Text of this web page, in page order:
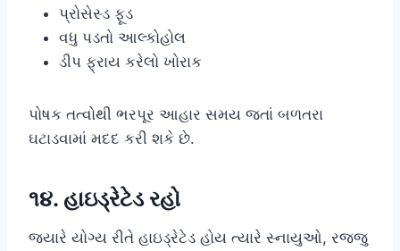
પ્રોસેસ્ડ ફૂડ
વધુ પડતો આલ્કોહોલ
ડીપ ફ્રાય કરેલો ખોરાક
પોષક તત્વોથી ભરપૂર આહાર સમય જતાં બળતરા
ઘટાડવામાં મદદ કરી શકે છે.
૧૪. હાઇડ્રેટેડ રહો
જ્યારે યોગ્ય રીતે હાઇડ્રેટેડ હોય ત્યારે સ્નાયુઓ, રજ્જુ